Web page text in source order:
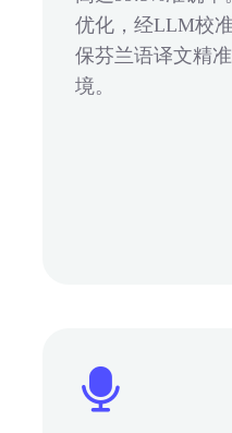
优化，经LLM校
保芬兰语译文精
境。